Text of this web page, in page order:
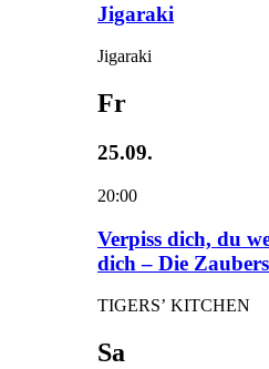
Jigaraki
Jigaraki
Fr
25.09.
20:00
Verpiss dich, du
dich – Die
TIGERS’ KITCHEN
Sa